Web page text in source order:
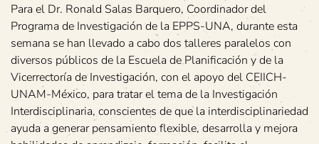
Para el Dr. Ronald Salas Barquero, Coordinador del
Programa de Investigación de la EPPS-UNA, durante esta
semana se han llevado a cabo dos talleres paralelos con
diversos públicos de la Escuela de Planificación y de la
Vicerrectoría de Investigación, con el apoyo del CEIICH-
UNAM-México, para tratar el tema de la Investigación
Interdisciplinaria, conscientes de que la interdisciplinariedad
ayuda a generar pensamiento flexible, desarrolla y mejora